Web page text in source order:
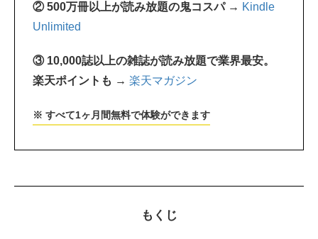
② 500万冊以上が読み放題の鬼コスパ → Kindle
Unlimited
③ 10,000誌以上の雑誌が読み放題で業界最安。
楽天ポイントも → 楽天マガジン
※ すべて1ヶ月間無料で体験ができます
もくじ